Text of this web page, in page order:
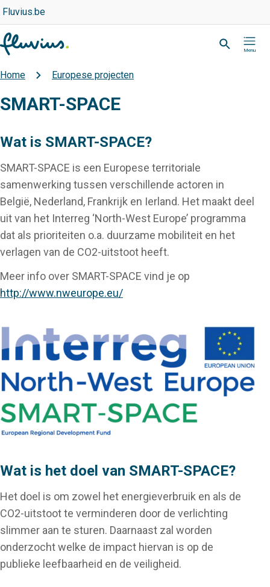
Overslaan
en
naar
de
inhoud
Top
navigation
Partner
Fluvius.be
Zoeken
Kruimelpad
Home Europese projecten
SMART-SPACE
Wat is SMART-SPACE?
SMART-SPACE is een Europese territoriale
samenwerking tussen verschillende actoren in
België, Nederland, Frankrijk en Ierland. Het maakt deel
uit van het Interreg ‘North-West Europe’ programma
dat als prioriteiten o.a. duurzame mobiliteit en het
verlagen van de CO2-uitstoot heeft.
Meer info over SMART-SPACE vind je op
http://www.nweurope.eu/
Wat is het doel van SMART-SPACE?
Het doel is om zowel het energieverbruik en als de
CO2-uitstoot te verminderen door de verlichting
slimmer aan te sturen. Daarnaast zal worden
onderzocht welke de impact hiervan is op de
publieke leefbaarheid en de veiligheid.